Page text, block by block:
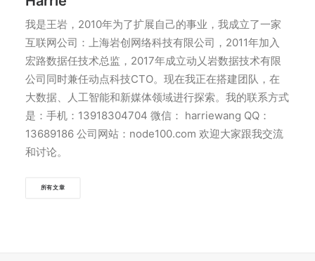
我是王岩，2010年为了扩展自己的事业，我成立了一家
互联网公司：上海岩创网络科技有限公司，2011年加入
宏路数据任技术总监，2017年成立动乂岩数据技术有限
公司同时兼任动点科技CTO。现在我正在搭建团队，在
大数据、人工智能和新媒体领域进行探索。我的联系方式
是：手机：13918304704 微信： harriewang QQ：
13689186 公司网站：node100.com 欢迎大家跟我交流
和讨论。
所有文章